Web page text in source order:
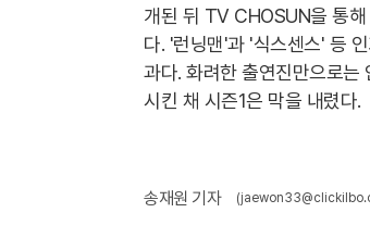
개된 뒤 TV CHOSUN을 통
다. '런닝맨'과 '식스센스' 등
과다. 화려한 출연진만으로는
시킨 채 시즌1은 막을 내렸다.
송재원 기자